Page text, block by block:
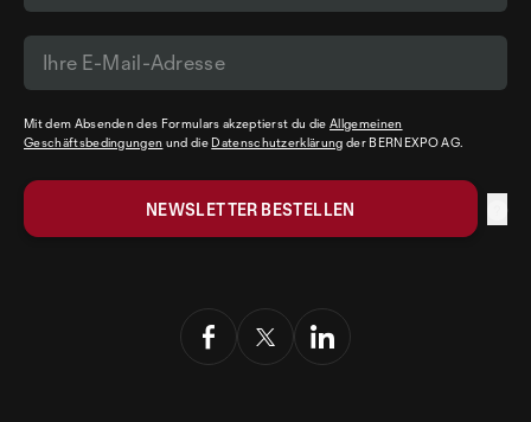
Mit dem Absenden des Formulars akzeptierst du dieAllgemeinen
Geschäftsbedingungen und die Datenschutzerklärung der BERNEXPO AG.